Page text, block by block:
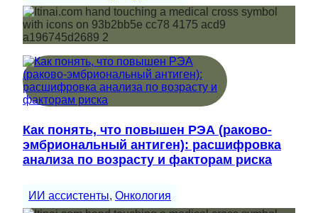
Как понять, что повышен РЭА (раково-
эмбриональный антиген): расшифровка
анализа по возрасту и факторам риска
ИИ ассистенты, Онкология